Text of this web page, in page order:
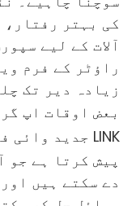
کی بہتر
آلات کے لیے
راؤٹر کے فرم
زیادہ دیر تک
بعض اوقات اپ
LINK جدید وائی فائی روٹرز
پیش کرتا ہے جو
دے سکتے ہیں